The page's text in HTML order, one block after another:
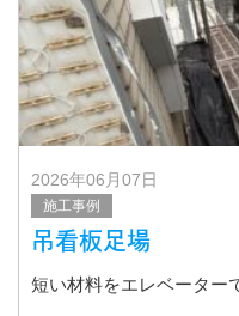
正直言って今の足場屋さ
2026年06月07日
施工事例
吊看板足場
短い材料をエレベーター